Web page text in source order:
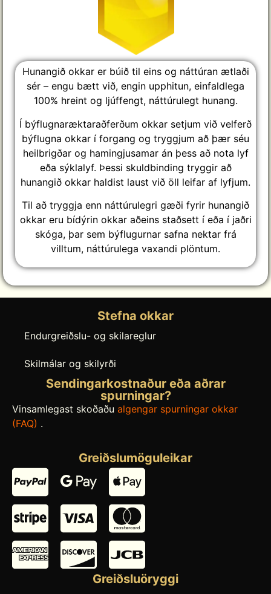
Hunangið okkar er búið til eins og náttúran ætlaði
sér – engu bætt við, engin upphitun, einfaldlega
100% hreint og ljúffengt, náttúrulegt hunang.
Í býflugnaræktaraðferðum okkar setjum við velferð
býflugna okkar í forgang og tryggjum að þær séu
heilbrigðar og hamingjusamar án þess að nota lyf
eða sýklalyf. Þessi skuldbinding tryggir að
hunangið okkar haldist laust við öll leifar af lyfjum.
Til að tryggja enn náttúrulegri gæði fyrir hunangið
okkar eru bídýrin okkar aðeins staðsett í eða í jaðri
skóga, þar sem býflugurnar safna nektar frá
villtum, náttúrulega vaxandi plöntum.
Stefna okkar
Endurgreiðslu- og skilareglur
Skilmálar og skilyrði
Sendingarkostnaður eða aðrar
spurningar?
Vinsamlegast skoðaðu algengar spurningar okkar
(FAQ) .
Greiðslumöguleikar
Greiðsluöryggi